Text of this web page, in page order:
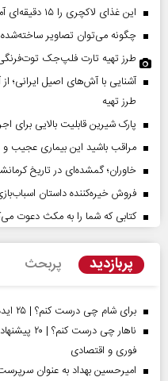
این غذای لاکچری را ۱۵ دقیقه‌ای آماده کنید
چگونه می‌توان تصاویر
طرز تهیه تارت فلپ‌جک توت‌فرنگی
آشنایی با آش‌های اصیل
طرز تهیه
پارک شیرین قابلیت‌ بالایی برای
مراقب باشید این بیماری عجیب و
خاوران؛ گمشده‌ای در تاریخ
فروش خیره‌کننده داستان اسباب‌بازی ۵؛ بزرگ‌ترین افتتاحیه سال برای
کتابی که شما را به مکث دعوت
پربازدید پربحث
برای شام چی درست کنم؟ | ۲۵ ایده خوشمزه، ساده و فوری برای شام امشب
ناهار چی
فوری و اقتصادی
امیرحسین بهداد به عنوان